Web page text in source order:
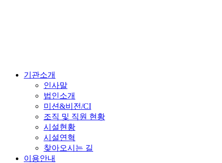
기관소개
인사말
법인소개
미션&비전/CI
조직 및 직원 현황
시설현황
시설연혁
찾아오시는 길
이용안내